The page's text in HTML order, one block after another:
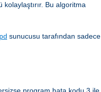
Bu algoritma
sunucusu tarafından sadece